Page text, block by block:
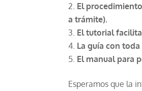
El
a trámite).
El tutorial
La guía con
El manual para
Esperamos que la